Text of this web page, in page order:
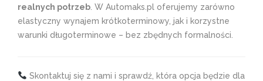
realnych potrzeb . W Automaks.pl oferujemy zarówno
elastyczny wynajem krótkoterminowy, jak i korzystne
warunki długoterminowe – bez zbędnych formalności.
Skontaktuj się z nami i sprawdź, która opcja będzie dla